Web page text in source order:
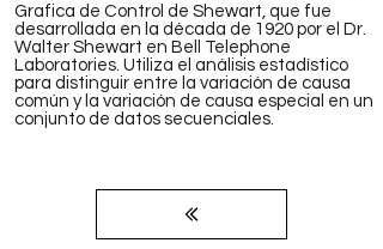
Grafica de Control de Shewart, que fue
desarrollada en la década de 1920 por el Dr.
Walter Shewart en Bell Telephone
Laboratories. Utiliza el análisis estadístico
para distinguir entre la variación de causa
común y la variación de causa especial en un
conjunto de datos secuenciales.